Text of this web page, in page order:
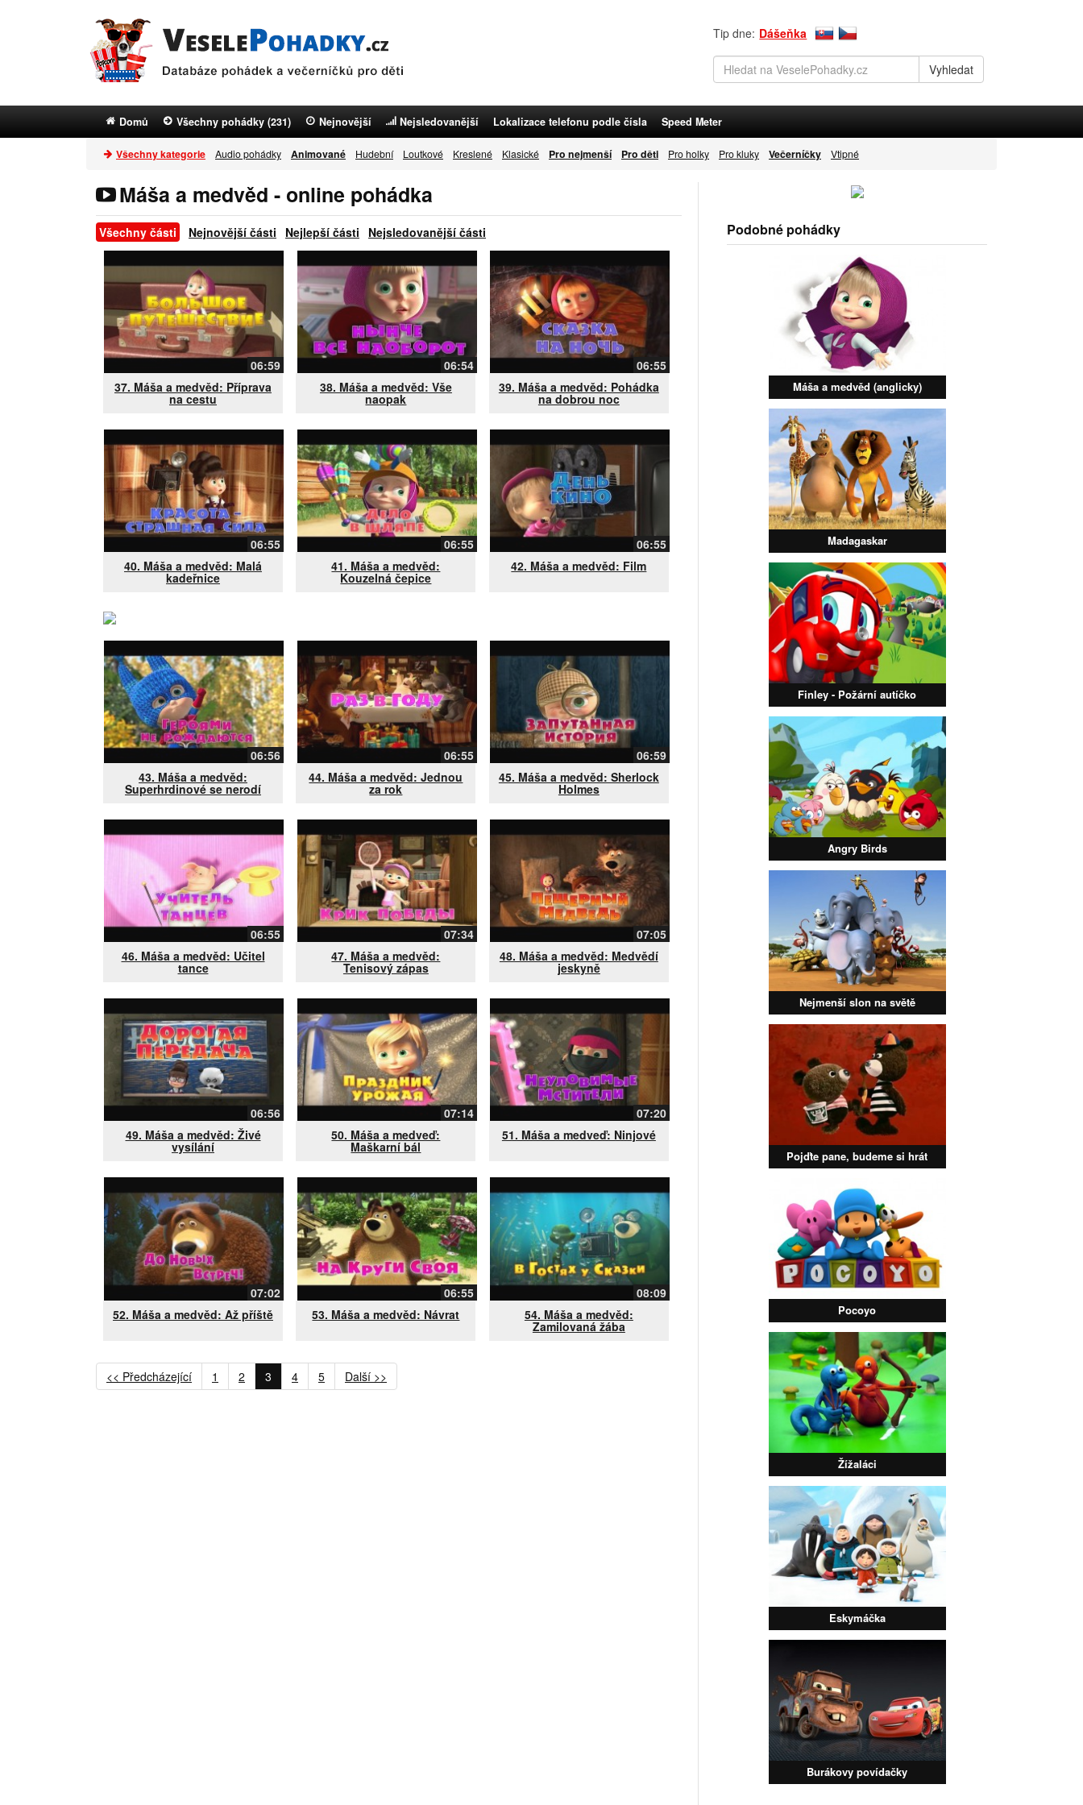
Tip dne: Dášeňka
Domů Všechny pohádky (231) Nejnovější Nejsledovanější Lokalizace telefonu podle čísla Speed Meter
Všechny kategorie Audio pohádky Animované Hudební Loutkové Kreslené Klasické Pro nejmenší Pro děti Pro holky Pro kluky Večerníčky Vtipné
Máša a medvěd - online pohádka
Všechny části Nejnovější části Nejlepší části Nejsledovanější části
06:59
37. Máša a medvěd: Příprava
na cestu
06:54
38. Máša a medvěd: Vše
naopak
06:55
39. Máša a medvěd: Pohádka
na dobrou noc
06:55
40. Máša a medvěd: Malá
kadeřnice
06:55
41. Máša a medvěd:
Kouzelná čepice
06:55
42. Máša a medvěd: Film
06:56
43. Máša a medvěd:
Superhrdinové se nerodí
06:55
44. Máša a medvěd: Jednou
za rok
06:59
45. Máša a medvěd: Sherlock
Holmes
06:55
46. Máša a medvěd: Učitel
tance
07:34
47. Máša a medvěd:
Tenisový zápas
07:05
48. Máša a medvěd: Medvědí
jeskyně
06:56
49. Máša a medvěd: Živé
vysílání
07:14
50. Máša a medveď:
Maškarní bál
07:20
51. Máša a medveď: Ninjové
07:02
52. Máša a medvěd: Až příště
06:55
53. Máša a medvěd: Návrat
08:09
54. Máša a medvěd:
Zamilovaná žába
<< Předcházející 1 2 3 4 5 Další >>
Podobné pohádky
Máša a medvěd (anglicky)
Madagaskar
Finley - Požární autíčko
Angry Birds
Nejmenší slon na světě
Pojďte pane, budeme si hrát
Pocoyo
Žížaláci
Eskymáčka
Burákovy povídačky